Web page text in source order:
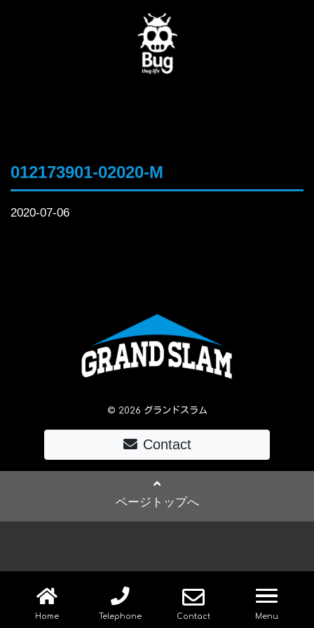
Home Telephone Contact Menu
012173901-02020-M
2020-07-06
© 2026 グランドスラム
Contact
ページトップへ